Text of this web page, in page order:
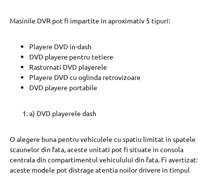
Masinile DVR pot fi impartite in aproximativ 5 tipuri:
Playere DVD in-dash
DVD playere pentru tetiere
Rasturnati DVD playerele
Playere DVD cu oglinda retrovizoare
DVD playere portabile
a) DVD playerele dash
O alegere buna pentru vehiculele cu spatiu limitat in spatele
scaunelor din fata, aceste unitati pot fi situate in consola
centrala din compartimentul vehiculului din fata. Fi avertizat:
aceste modele pot distrage atentia noilor drivere in timpul